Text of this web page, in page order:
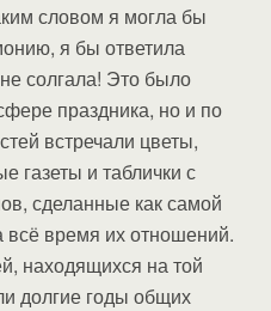
словом я могла бы
я бы ответила
солгала! Это было
праздника, но и по
встречали цветы,
газеты и таблички с
сделанные как самой
всё время их отношений.
находящихся на той
долгие годы общих